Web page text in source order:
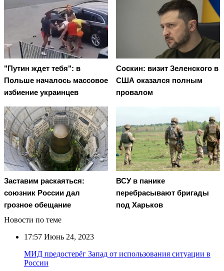
"Путин ждет тебя": в
Польше началось массовое
избиение украинцев
Соскин: визит Зеленского в
США оказался полным
провалом
Заставим раскаяться:
союзник России дал
грозное обещание
ВСУ в панике
перебрасывают бригады
под Харьков
Новости по теме
17:57 Июнь 24, 2023
МИД предостерёг Запад от использования ситуации в
России